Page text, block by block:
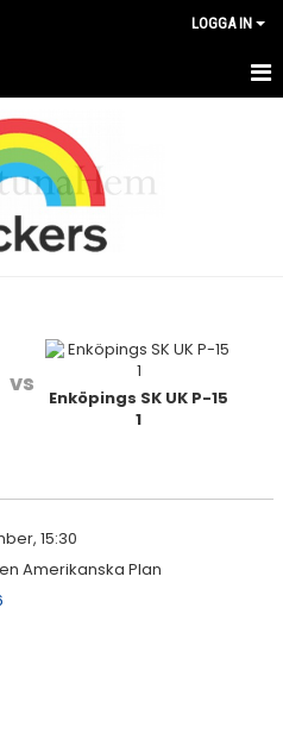
LOGGA IN
vs
Enköpings SK UK P-15
1
15:30
Amerikanska Plan